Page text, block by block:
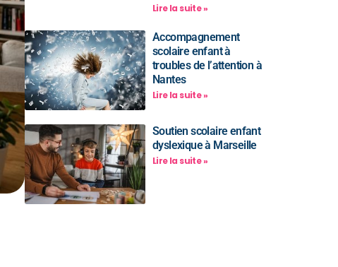
Lire la suite »
Accompagnement
scolaire enfant à
troubles de l’attention à
Nantes
Lire la suite »
Soutien scolaire enfant
dyslexique à Marseille
Lire la suite »